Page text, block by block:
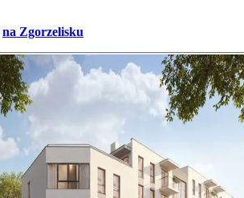
na Zgorzelisku